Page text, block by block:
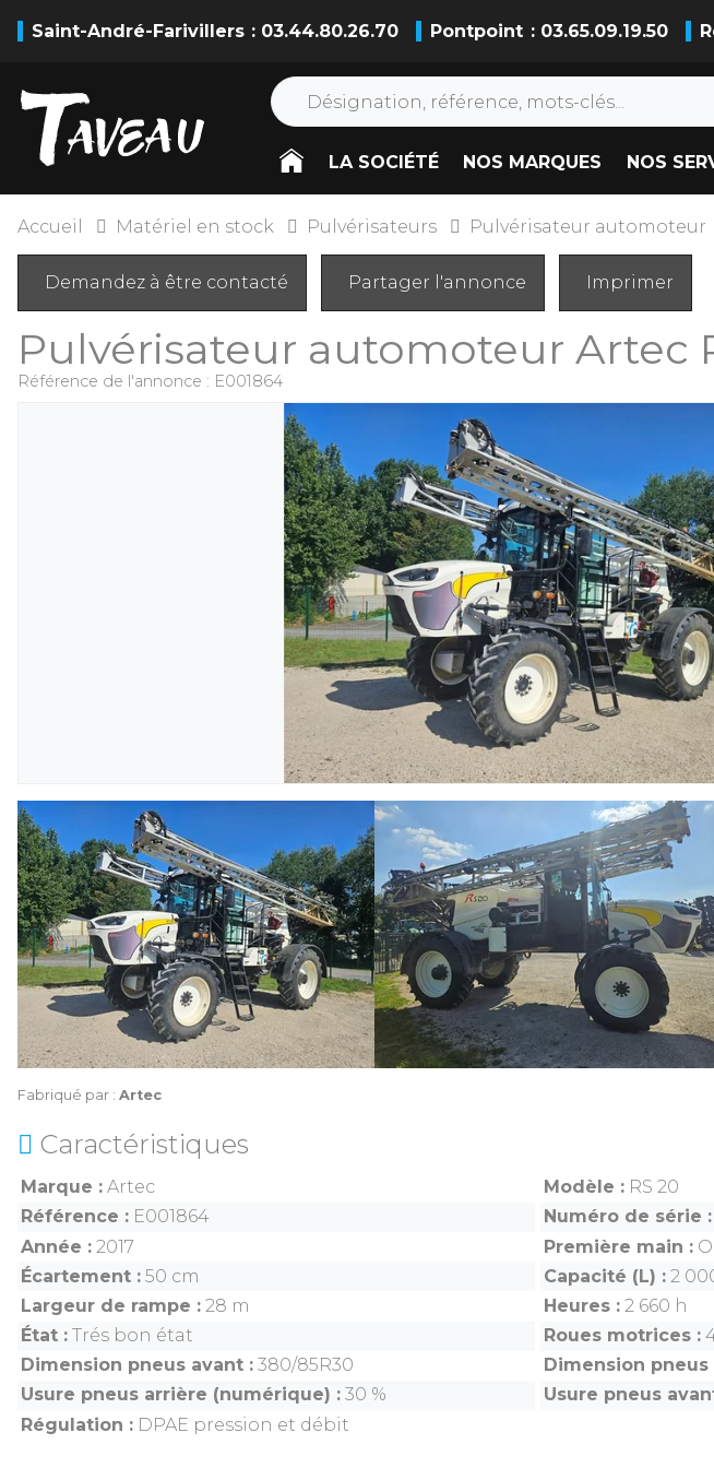
Saint-André-Farivillers : 03.44.80.26.70 Pontpoint : 03.65.09.19.50
LA SOCIÉTÉ NOS MARQUES NOS
Accueil Matériel en stock Pulvérisateurs Pulvérisateur automoteur
Pulvérisateur automoteur Artec
Référence de l'annonce : E001864
Fabriqué par : Artec
Demandez à être contacté Partager l'annonce Imprimer
Caractéristiques
Marque Artec Modèle
RS 20
Référence
E001864 Numéro de série
Année
2017 Première main
Écartement
50 cm Capacité (L)
2
Largeur de rampe
28 m Heures
2 660 h
État
Trés bon état Roues motrices
Dimension pneus avant
380/85R30 Dimension
Usure pneus arrière (numérique)
30 % Usure pneus
Régulation
DPAE pression et débit